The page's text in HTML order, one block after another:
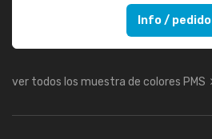
Info / pedido
ver todos los muestra de colores PMS